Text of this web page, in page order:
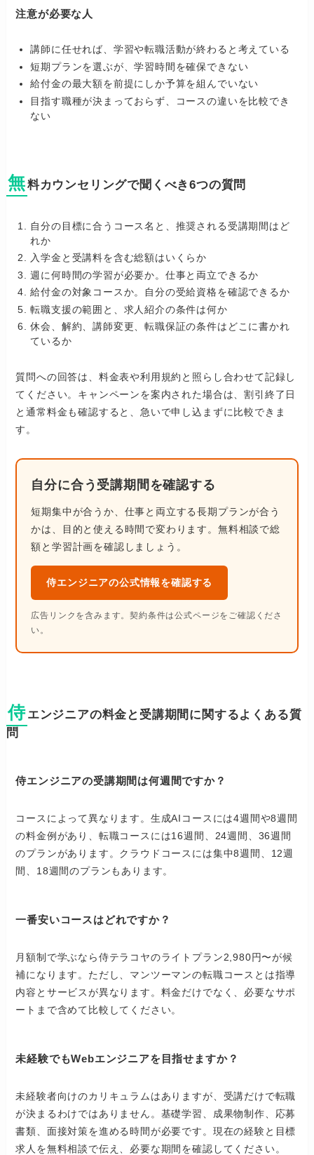
注意が必要な人
講師に任せれば、学習や転職活動が終わると考えている
短期プランを選ぶが、学習時間を確保できない
給付金の最大額を前提にしか予算を組んでいない
目指す職種が決まっておらず、コースの違いを比較でき
ない
無料カウンセリングで聞くべき6つの質問
自分の目標に合うコース名と、推奨される受講期間はど
れか
入学金と受講料を含む総額はいくらか
週に何時間の学習が必要か。仕事と両立できるか
給付金の対象コースか。自分の受給資格を確認できるか
転職支援の範囲と、求人紹介の条件は何か
休会、解約、講師変更、転職保証の条件はどこに書かれ
ているか
質問への回答は、料金表や利用規約と照らし合わせて記録し
てください。キャンペーンを案内された場合は、割引終了日
と通常料金も確認すると、急いで申し込まずに比較できま
す。
自分に合う受講期間を確認する
短期集中が合うか、仕事と両立する長期プランが合う
かは、目的と使える時間で変わります。無料相談で総
額と学習計画を確認しましょう。
侍エンジニアの公式情報を確認する
広告リンクを含みます。契約条件は公式ページをご確認くださ
い。
侍エンジニアの料金と受講期間に関するよくある質
問
侍エンジニアの受講期間は何週間ですか？
コースによって異なります。生成AIコースには4週間や8週間
の料金例があり、転職コースには16週間、24週間、36週間
のプランがあります。クラウドコースには集中8週間、12週
間、18週間のプランもあります。
一番安いコースはどれですか？
月額制で学ぶなら侍テラコヤのライトプラン2,980円〜が候
補になります。ただし、マンツーマンの転職コースとは指導
内容とサービスが異なります。料金だけでなく、必要なサポ
ートまで含めて比較してください。
未経験でもWebエンジニアを目指せますか？
未経験者向けのカリキュラムはありますが、受講だけで転職
が決まるわけではありません。基礎学習、成果物制作、応募
書類、面接対策を進める時間が必要です。現在の経験と目標
求人を無料相談で伝え、必要な期間を確認してください。